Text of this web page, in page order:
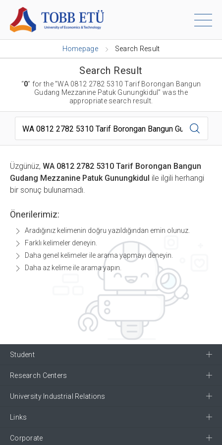
Homepage Search Result
Search Result
“0” for the ”WA 0812 2782 5310 Tarif Borongan Bangun
Gudang Mezzanine Patuk Gunungkidul” was the
appropriate search result.
Search...
Üzgünüz, WA 0812 2782 5310 Tarif Borongan Bangun
Gudang Mezzanine Patuk Gunungkidul ile ilgili herhangi
bir sonuç bulunamadı.
Önerilerimiz:
Aradığınız kelimenin doğru yazıldığından emin olunuz.
Farklı kelimeler deneyin.
Daha genel kelimeler ile arama yapmayı deneyin.
Daha az kelime ile arama yapın.
Student
Research Centers
University Industrial Relations
Links
Corporate